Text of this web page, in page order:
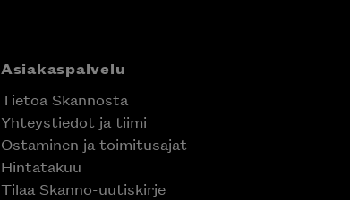
Asiakaspalvelu
Tietoa Skannosta
Yhteystiedot ja tiimi
Ostaminen ja toimitusajat
Hintatakuu
Tilaa Skanno-uutiskirje